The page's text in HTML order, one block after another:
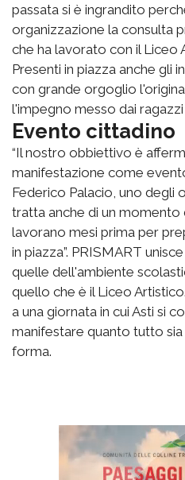
passata si è ingrandito
organizzazione la consulta
che ha lavorato con il Liceo
Presenti in piazza anche gli
con grande orgoglio
l'impegno messo dai
Evento cittadino
“Il nostro obbiettivo è
manifestazione come
Federico Palacio, uno degli
tratta anche di un momento
lavorano mesi prima per
in piazza”. PRISMART
quelle dell'ambiente
quello che è il Liceo
a una giornata in cui Asti si
manifestare quanto tutto
forma.